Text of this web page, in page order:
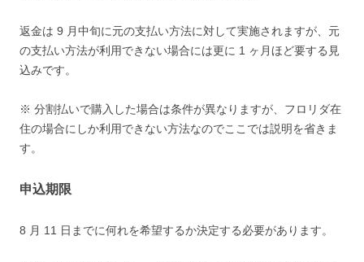
返金は 9 月中旬に元の支払い方法に対して実施されますが、元
の支払い方法が利用できない場合には更に 1 ヶ月ほど要する見
込みです。
※ 分割払いで購入した場合は条件が異なりますが、フロリダ在
住の場合にしか利用できない方法なのでここでは説明を省きま
す。
申込期限
8 月 11 日までに何れを希望するか決定する必要があります。